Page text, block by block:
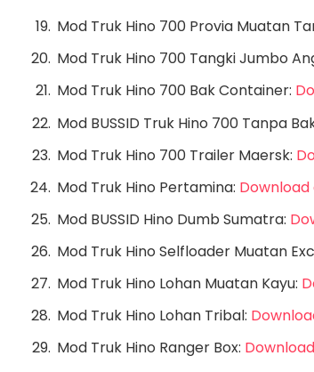
Mod Truk Hino 700 Provia Muatan
Mod Truk Hino 700 Tangki Jumbo
Mod Truk Hino 700 Bak Container:
Mod BUSSID Truk Hino 700 Tanpa
Mod Truk Hino 700 Trailer Maersk:
Mod Truk Hino Pertamina: Download
Mod BUSSID Hino Dumb Sumatra:
Mod Truk Hino Selfloader Muatan
Mod Truk Hino Lohan Muatan Kayu:
Mod Truk Hino Lohan Tribal:
Mod Truk Hino Ranger Box: